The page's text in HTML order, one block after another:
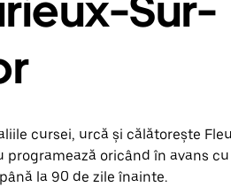
cursei, urcă și călătorește
programează oricând în avans
la 90 de zile înainte.